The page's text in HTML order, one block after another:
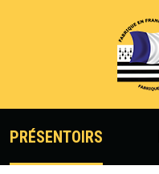
PRÉSENTOIRS